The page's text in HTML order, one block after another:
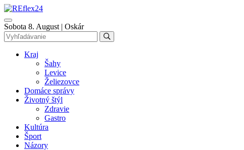
Sobota 8. August | Oskár
Kraj
Šahy
Levice
Želiezovce
Domáce správy
Životný štýl
Zdravie
Gastro
Kultúra
Šport
Názory